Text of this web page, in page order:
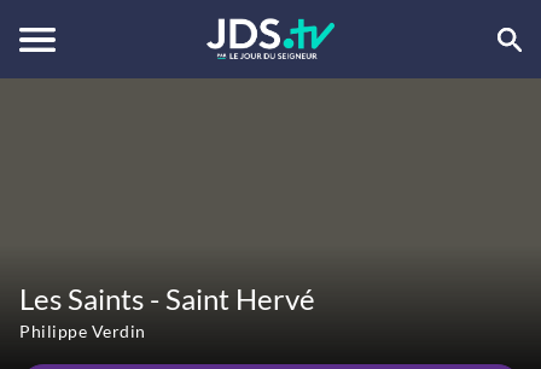
Les Saints - Saint Hervé
Philippe Verdin